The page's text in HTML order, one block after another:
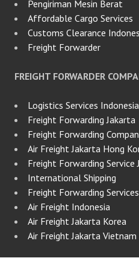
Pengiriman Mesin Berat
Affordable Cargo Services
Customs Clearance
Freight Forwarder
FREIGHT FORWARDER
Logistics Services Indonesia
Freight Forwarding Jakarta
Freight Forwarding
Air Freight Jakarta Hong
Freight Forwarding Service
International Shipping
Freight Forwarding Services
Air Freight Indonesia
Air Freight Jakarta Korea
Air Freight Jakarta Vietnam